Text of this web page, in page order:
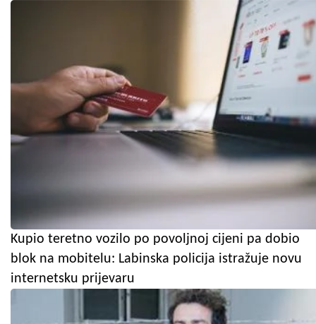
Kupio teretno vozilo po povoljnoj cijeni pa dobio
blok na mobitelu: Labinska policija istražuje novu
internetsku prijevaru